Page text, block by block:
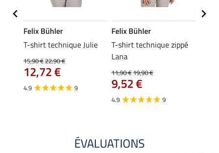
Felix Bühler
T-shirt technique Julie
15,90 €22,90 €
12,72 €
4.9 9
Felix Bühler
T-shirt technique zippé
Lana
11,90 €19,90 €
9,52 €
4.9 9
ÉVALUATIONS